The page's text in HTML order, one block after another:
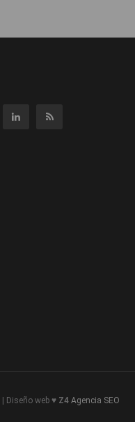
| Diseño web ♥ Z4 Agencia SEO